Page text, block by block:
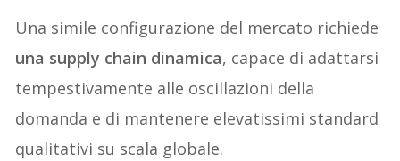
Una simile configurazione del mercato richiede
una supply chain dinamica, capace di adattarsi
tempestivamente alle oscillazioni della
domanda e di mantenere elevatissimi standard
qualitativi su scala globale.